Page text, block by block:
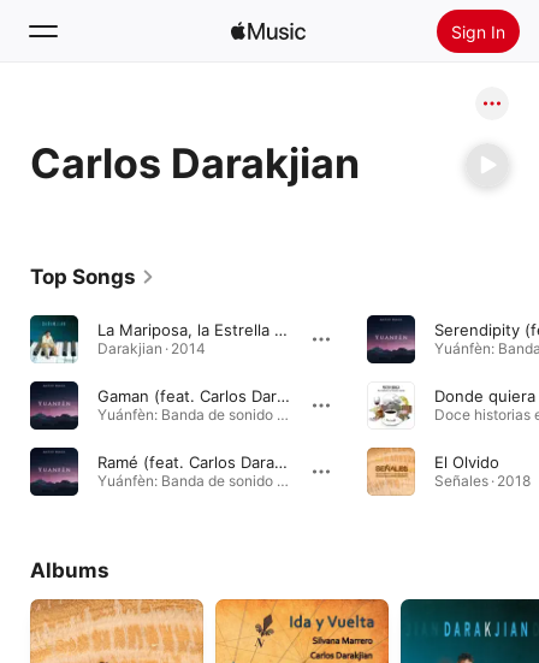
Sign In
Home
Radio
Carlos Darakjian
Top Songs
La Mariposa, la Estrella y el Río (feat. Silvio Rodríguez)
Darakjian · 2014
Gaman (feat. Carlos Darakjian)
Yuánfèn: Banda de sonido original de una película que no existe · 2023
Ramé (feat. Carlos Darakjian)
Yuánfèn: Banda de sonido original de una película que no existe · 2023
El Olvido
Señales · 2018
Albums